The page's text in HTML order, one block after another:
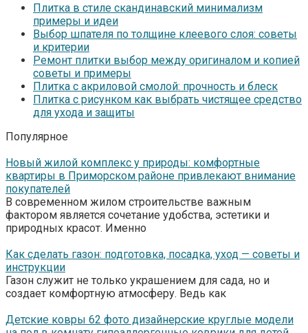
Плитка в стиле скандинавский минимализм
примеры и идеи
Выбор шпателя по толщине клеевого слоя: советы
и критерии
Ремонт плитки выбор между оригиналом и копией
советы и примеры
Плитка с акриловой смолой: прочность и блеск
Плитка с рисунком как выбрать чистящее средство
для ухода и защиты
Популярное
Новый жилой комплекс у природы: комфортные
квартиры в Приморском районе привлекают внимание
покупателей
В современном жилом строительстве важным
фактором является сочетание удобства, эстетики и
природных красот. Именно
Как сделать газон: подготовка, посадка, уход — советы и
инструкции
Газон служит не только украшением для сада, но и
создает комфортную атмосферу. Ведь как
Детские ковры 62 фото дизайнерские круглые модели